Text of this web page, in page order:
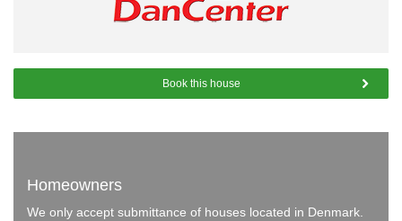
Book this house
Homeowners
We only accept submittance of houses located in Denmark.